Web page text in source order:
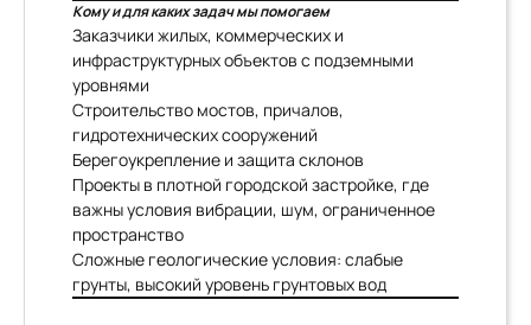
Кому и для каких задач мы помогаем
Заказчики жилых, коммерческих и
инфраструктурных объектов с подземными
уровнями
Строительство мостов, причалов,
гидротехнических сооружений
Берегоукрепление и защита склонов
Проекты в плотной городской застройке, где
важны условия вибрации, шум, ограниченное
пространство
Сложные геологические условия: слабые
грунты, высокий уровень грунтовых вод